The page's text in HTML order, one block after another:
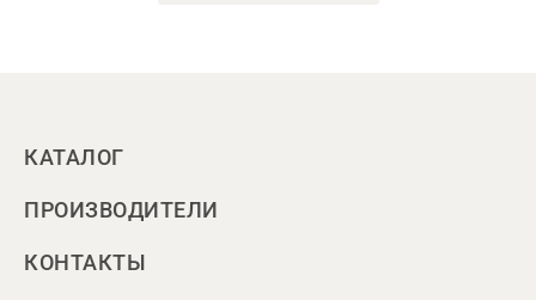
КАТАЛОГ
ПРОИЗВОДИТЕЛИ
КОНТАКТЫ